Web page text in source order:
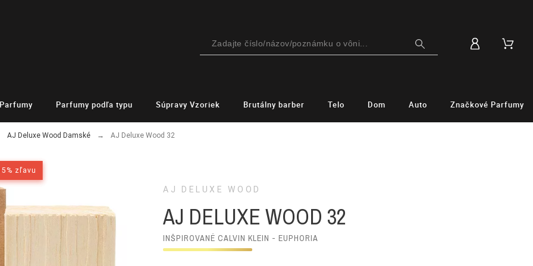
Parfumy Parfumy podľa typu Súpravy Vzoriek Brutálny barber Telo Dom Auto Značkové Parfumy
AJ Deluxe Wood Damské AJ Deluxe Wood 32
zľavu
zľavu
AJ DELUXE WOOD
AJ DELUXE WOOD 32
INŠPIROVANÉ CALVIN KLEIN - EUPHORIA